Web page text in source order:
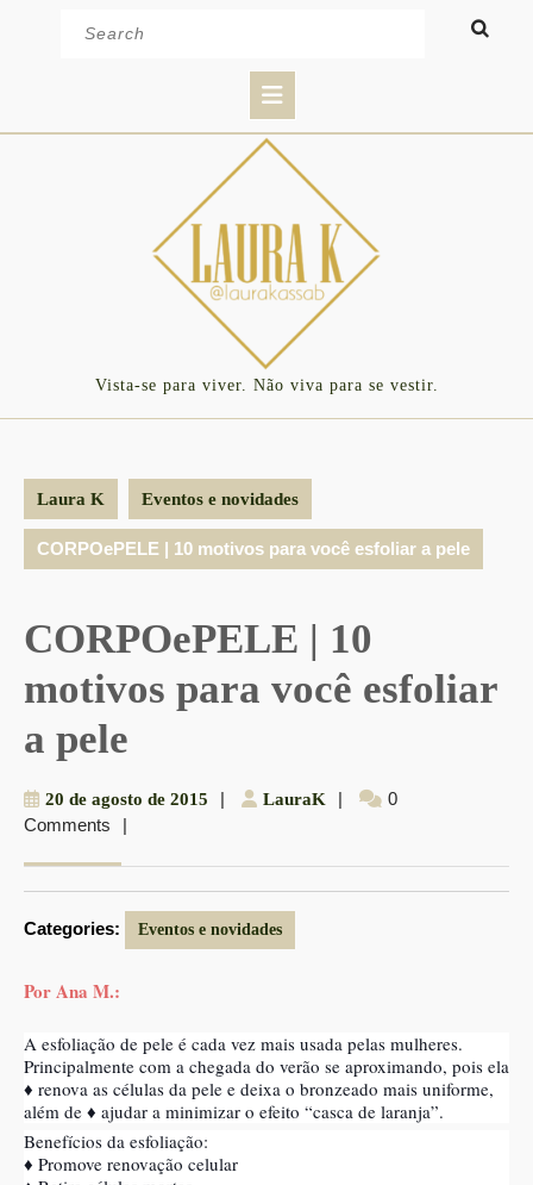
Button
Vista-se para viver. Não viva para se vestir.
Laura K Eventos e novidades
CORPOePELE | 10 motivos para você esfoliar a pele
CORPOePELE | 10
motivos para você esfoliar
a pele
20 de agosto de 2015 20| LauraK LauraK
|
0
Comments
|
Categories: Eventos e novidades
Por Ana M.:
A esfoliação de pele é cada vez mais usada pelas mulheres.
Principalmente com a chegada do verão se aproximando, pois ela
♦ renova as células da pele e deixa o bronzeado mais uniforme,
além de ♦ ajudar a minimizar o efeito “casca de laranja”.
Benefícios da esfoliação:
♦ Promove renovação celular